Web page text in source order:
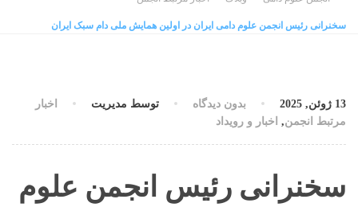
سخنرانی رئیس انجمن علوم دامی ایران در اولین همایش ملی دام سبک ایران
13 ژوئن, 2025 بدون دیدگاه توسط مدیریت
اخبار
مرتبط انجمن, اخبار و رویداد
سخنرانی رئیس انجمن علوم